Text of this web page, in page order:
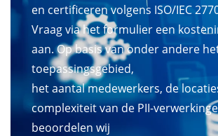
en certificeren volgens ISO/IEC
Vraag via het formulier een
aan. Op basis van onder andere
toepassingsgebied,
het aantal medewerkers, de
complexiteit van de PII-
beoordelen wij